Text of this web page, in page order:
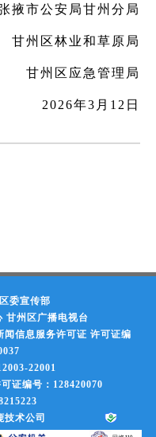
掖市公安局甘州分局
甘州区林业和草原局
甘州区应急管理局
2026年3月12日
委宣传部
甘州区广播电视台
闻信息服务许可证 许可证编
22001
证编号：128420070
术公司